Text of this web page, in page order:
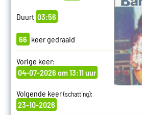
Duurt 03:56
66 keer gedraaid
Vorige keer:
04-07-2026 om 13:11 uur
Volgende keer(schatting):
23-10-2026